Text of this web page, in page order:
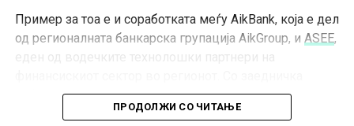
Пример за тоа е и соработката меѓу AikBank, која е дел
од регионалната банкарска групација AikGroup, и ASEE,
работа на развојот на дигитални банкарски услуги,
овие две компании покажуваат како успешната
ПРОДОЛЖИ СО ЧИТАЊЕ